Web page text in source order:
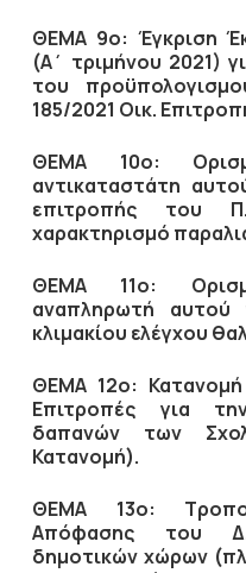
ΘΕΜΑ 9ο: Έγκριση
(Α΄ τριμήνου 2021)
του
185/2021 Οικ.
ΘΕΜΑ 10ο:
αντικαταστάτη
επιτροπής του
χαρακτηρισμό
ΘΕΜΑ 11ο:
αναπληρωτή αυτού
κλιμακίου ελέγχου
ΘΕΜΑ 12ο: Κατανομή
Επιτροπές για
δαπανών των
Κατανομή).
ΘΕΜΑ 13ο:
Απόφασης του
δημοτικών χώρων